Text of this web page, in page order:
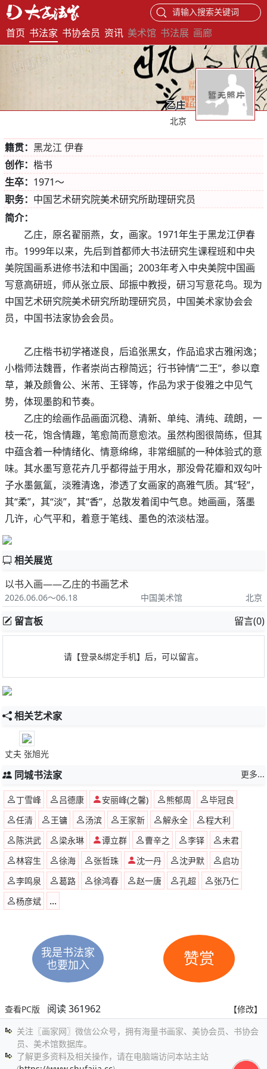
请输入搜索关键词
首页 书法家 书协会员 资讯 美术馆 书法展 画廊
乙庄
北京
籍贯： 黑龙江 伊春
创作： 楷书
生卒： 1971～
职务： 中国艺术研究院美术研究所助理研究员
简介：
乙庄，原名翟丽燕，女，画家。1971年生于黑龙江伊春
市。1999年以来，先后到首都师大书法研究生课程班和中央
美院国画系进修书法和中国画；2003年考入中央美院中国画
写意高研班，师从张立辰、邱振中教授，研习写意花鸟。现为
中国艺术研究院美术研究所助理研究员，中国美术家协会会
员，中国书法家协会会员。
乙庄楷书初学褚遂良，后追张黑女，作品追求古雅闲逸；
小楷师法魏晋，作者崇尚古穆简远；行书钟情“二王”，参以章
草，兼及颜鲁公、米芾、王铎等，作品为求于俊雅之中见气
势，体现墨韵和节奏。
乙庄的绘画作品画面沉稳、清新、单纯、清纯、疏朗，一
枝一花，饱含情趣，笔愈简而意愈浓。虽然构图很简练，但其
中蕴含着一种情绪化、情意绵绵，非常细腻的一种体验式的意
味。其水墨写意花卉几乎都得益于用水，那没骨花瓣和双勾叶
子水墨氤氲，淡雅清逸，渗透了女画家的高雅气质。其“轻”，
其“柔”，其“淡”，其“香”，总散发着闺中气息。她画画，落墨
几许，心气平和，着意于笔线、墨色的浓淡枯湿。
相关展览
以书入画——乙庄的书画艺术
2026.06.06～06.18 中国美术馆 北京
留言板 留言(0)
请 【登录&绑定手机】 后，可以留言。
相关艺术家
丈夫 张旭光
同城书法家 更多...
丁雪峰 吕德康 安丽峰(之馨) 熊郁周
毕冠良
任清
王镛 汤滨 王家新 解永全
程大利
陈洪武
梁永琳 谭立群 曹辛之 李铎
未君
林容生
徐海 张哲珠 沈一丹 沈尹默
启功
李鸣泉
葛路 徐鸿春 赵一唐 孔超
张乃仁
杨彦斌
...
我是书法家
也要加入
赞赏
【修改】
查看PC版 阅读 361962
关注〖画家网〗微信公众号，拥有海量书画家、美协会员、书协会
员、美术馆数据库。
了解更多资料及相关操作，请在电脑端访问本站主站